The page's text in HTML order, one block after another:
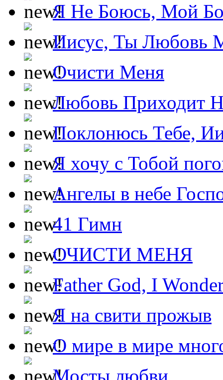
Я Не Боюсь, Мой
Иисус, Ты Любовь
Очисти Меня
Любовь Приходит
Поклонюсь Тебе,
Я хочу с Тобой
Ангелы в небе
41 Гимн
ОЧИСТИ МЕНЯ
Father God, I
Я на свити прожыв
О мире в мире